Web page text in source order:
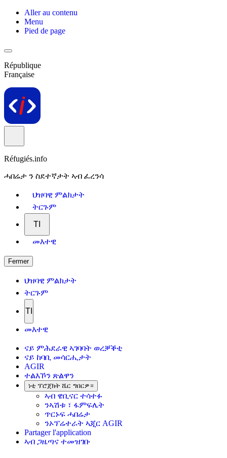
Aller au contenu
Menu
Pied de page
République
Française
Réfugiés.info
ሓበሬታ ን ስደተኛታት ኣብ ፈረንሳ
ህዝባዊ ምልክታት
ትርጉም
TI
መእተዊ
Fermer
ህዝባዊ ምልክታት
ትርጉም
TI
መእተዊ
ናይ ምሕደራዊ ኣገባባት ወረቓቕቲ
ናይ ከባቢ መሳርሒታት
AGIR
ተልእኾን ጽልዋን
ነቲ ፕሮጀክት ሼር ግበርዎ።
ኣብ ዌቢናር ተሳተፉ
ንኣሽቱ ፣ ፋምፍሌት
ጥርኑፍ ሓበሬታ
ንኦፕሬተራት ኣጂር AGIR
Partager l'application
ኣብ ጋዜጣና ተመዝገቡ